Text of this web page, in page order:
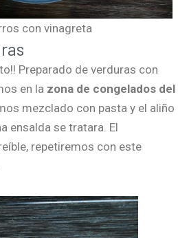
con vinagreta
Preparado de verduras con
en la zona de congelados del
mezclado con pasta y el aliño
ensalda se tratara. El
repetiremos con este